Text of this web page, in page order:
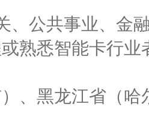
、公共事业、金
熟悉智能卡行业
、黑龙江省（